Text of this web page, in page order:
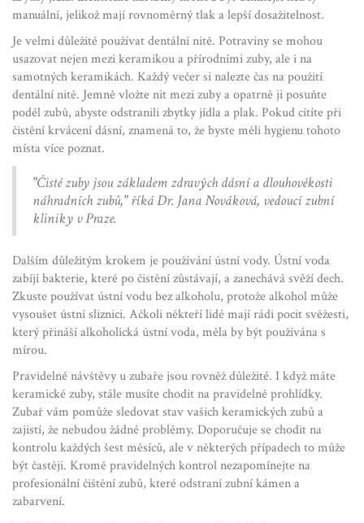
manuální, jelikož mají rovnoměrný tlak a lepší dosažitelnost.
Je velmi důležité používat dentální nitě. Potraviny se mohou
usazovat nejen mezi keramikou a přírodními zuby, ale i na
samotných keramikách. Každý večer si nalezte čas na použití
dentální nitě. Jemně vložte nit mezi zuby a opatrně ji posuňte
podél zubů, abyste odstranili zbytky jídla a plak. Pokud cítíte při
čistění krvácení dásní, znamená to, že byste měli hygienu tohoto
místa více poznat.
"Čisté zuby jsou základem zdravých dásní a dlouhověkosti
náhradních zubů," říká Dr. Jana Nováková, vedoucí zubní
kliniky v Praze.
Dalším důležitým krokem je používání ústní vody. Ústní voda
zabíjí bakterie, které po čistění zůstávají, a zanechává svěží dech.
Zkuste používat ústní vodu bez alkoholu, protože alkohol může
vysoušet ústní sliznici. Ačkoli někteří lidé mají rádi pocit svěžesti,
který přináší alkoholická ústní voda, měla by být používána s
mírou.
Pravidelné návštěvy u zubaře jsou rovněž důležité. I když máte
keramické zuby, stále musíte chodit na pravidelné prohlídky.
Zubař vám pomůže sledovat stav vašich keramických zubů a
zajistí, že nebudou žádné problémy. Doporučuje se chodit na
kontrolu každých šest měsíců, ale v některých případech to může
být častěji. Kromě pravidelných kontrol nezapomínejte na
profesionální čištění zubů, které odstraní zubní kámen a
zabarvení.